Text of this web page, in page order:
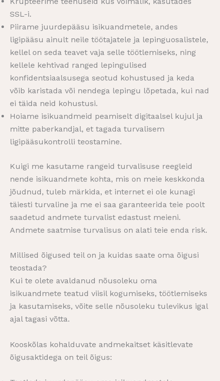
SSL-i.
Piirame juurdepääsu isikuandmetele, andes
ligipääsu ainult neile töötajatele ja lepinguosalistele,
kellel on seda teavet vaja selle töötlemiseks, ning
kellele kehtivad ranged lepingulised
konfidentsiaalsusega seotud kohustused ja keda
võib karistada või nendega lepingu lõpetada, kui nad
ei täida neid kohustusi.
Hoiame isikuandmeid peamiselt digitaalsel kujul ja
mitte paberkandjal, et tagada turvalisem
ligipääsukontrolli teostamine.
Kuigi me kasutame rangeid turvalisuse reegleid
nende isikuandmete kohta, mis on meie keskkonda
jõudnud, tuleb märkida, et internet ei ole kunagi
täiesti turvaline ja me ei saa garanteerida teie poolt
saadetud andmete turvalist edastust meieni.
Andmete saatmise turvalisus on alati teie enda risk.
Millised õigused teil on ja kuidas saate oma õigusi
teostada?
Kui te olete avaldanud nõusoleku oma
isikuandmete teatud viisil kogumiseks, töötlemiseks
ja kasutamiseks, võite selle nõusoleku tulevikus igal
ajal tagasi võtta.
Kooskõlas kohalduvate andmekaitset käsitlevate
õigusaktidega on teil õigus: